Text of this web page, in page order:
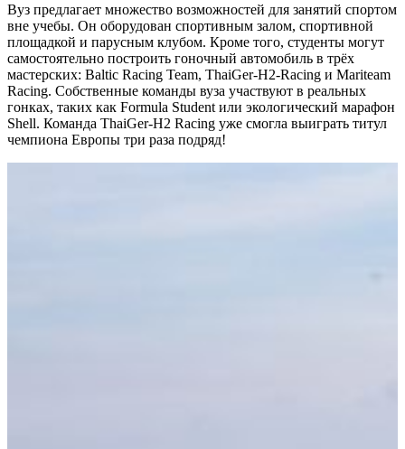
Вуз предлагает множество возможностей для занятий спортом
вне учебы. Он оборудован спортивным залом, спортивной
площадкой и парусным клубом. Кроме того, студенты могут
самостоятельно построить гоночный автомобиль в трёх
мастерских: Baltic Racing Team, ThaiGer-H2-Racing и Mariteam
Racing. Собственные команды вуза участвуют в реальных
гонках, таких как Formula Student или экологический марафон
Shell. Команда ThaiGer-H2 Racing уже смогла выиграть титул
чемпиона Европы три раза подряд!